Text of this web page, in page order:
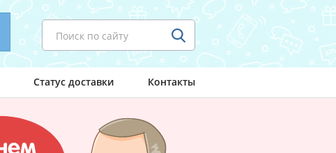
Поиск по сайту
Статус доставки Контакты